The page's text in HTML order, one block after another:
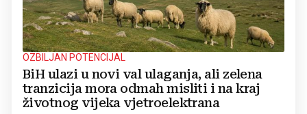
OZBILJAN POTENCIJAL
BiH ulazi u novi val ulaganja, ali zelena
tranzicija mora odmah misliti i na kraj
životnog vijeka vjetroelektrana